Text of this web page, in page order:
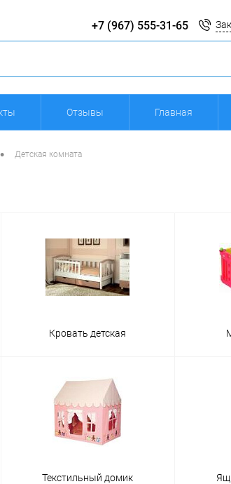
+7 (967) 555-31-65
Отзывы Главная
• Детская комната
Кровать детская
Текстильный домик